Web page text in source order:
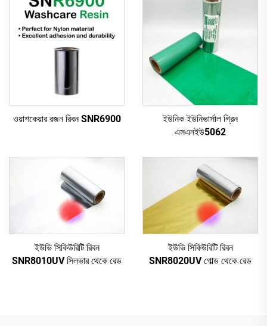
ওয়াশকেয়ার রজন রিবন SNR6900
ইউনিক ইউনিভার্সাল গ্রিন
এসএনইউ5062
ইউভি সিকিউরিটি রিবন
SNR8010UV সিলভার থেকে রেড
ইউভি সিকিউরিটি রিবন
SNR8020UV গোল্ড থেকে রেড